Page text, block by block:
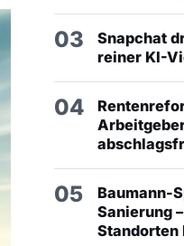
03
Snapchat
reiner KI-
04
05
Baumann-
Sanierung